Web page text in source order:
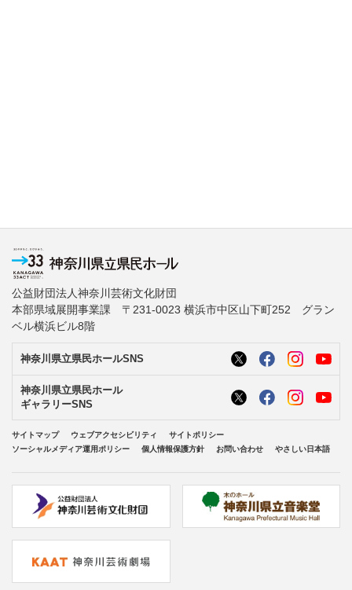
公益財団法人神奈川芸術文化財団
本部県域展開事業課 〒231-0023 横浜市中区山下町252 グラン
ベル横浜ビル8階
神奈川県立県民ホールSNS
神奈川県立県民ホール
ギャラリーSNS
サイトマップ ウェブアクセシビリティ
サイトポリシー
ソーシャルメディア運用ポリシー
個人情報保護方針 お問い合わせ やさしい日本語